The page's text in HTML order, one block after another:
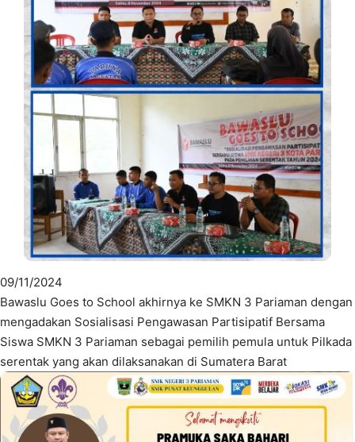
09/11/2024
Bawaslu Goes to School akhirnya ke SMKN 3 Pariaman dengan
mengadakan Sosialisasi Pengawasan Partisipatif Bersama
Siswa SMKN 3 Pariaman sebagai pemilih pemula untuk Pilkada
serentak yang akan dilaksanakan di Sumatera Barat